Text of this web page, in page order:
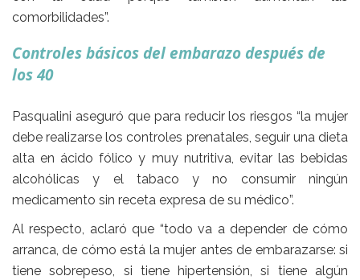
comorbilidades”.
Controles básicos del embarazo después de
los 40
Pasqualini aseguró que para reducir los riesgos “la mujer
debe realizarse loscontroles prenatales, seguir una dieta
alta en ácido fólico y muy nutritiva, evitar las bebidas
alcohólicas y el tabaco y no consumir ningún
medicamento sin receta expresa de su médico”.
Al respecto, aclaró que “todo va a depender de cómo
arranca, de cómo está la mujer antes de embarazarse: si
tiene sobrepeso, si tiene hipertensión, si tiene algún